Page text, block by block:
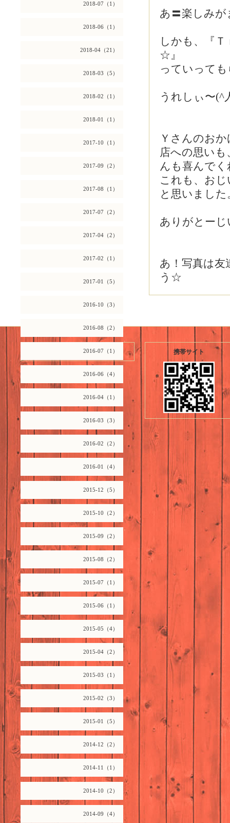
2018-07（1）
2018-06（1）
2018-04（21）
2018-03（5）
2018-02（1）
2018-01（1）
2017-10（1）
2017-09（2）
2017-08（1）
2017-07（2）
2017-04（2）
2017-02（1）
2017-01（5）
2016-10（3）
2016-08（2）
2016-07（1）
2016-06（4）
2016-04（1）
2016-03（3）
2016-02（2）
2016-01（4）
2015-12（5）
2015-10（2）
2015-09（2）
2015-08（2）
2015-07（1）
2015-06（1）
2015-05（4）
2015-04（2）
2015-03（1）
2015-02（3）
2015-01（5）
2014-12（2）
2014-11（1）
2014-10（2）
2014-09（4）
あ〓楽しみ
しかも、『
☆』
っていって
うれしぃ〜(^
Ｙさんのお
店への思い
んも喜んで
これも、お
と思いました
ありがとー
あ！写真は
う☆
2026.08.08 Saturday 携帯サイト